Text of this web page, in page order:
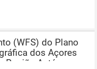
(WFS) do Plano
dos Açores
Autónoma